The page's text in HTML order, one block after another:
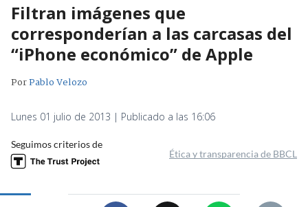
Filtran imágenes que
corresponderían a las carcasas del
“iPhone económico” de Apple
PorPablo Velozo
Lunes 01 julio de 2013 | Publicado a las 16:06
Seguimos criterios de
Ética y transparencia de BBCL